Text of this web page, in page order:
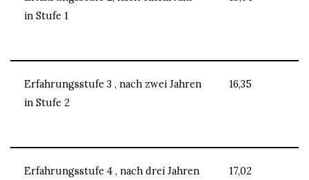
in Stufe 1
Erfahrungsstufe 3 , nach zwei Jahren
in Stufe 2
16,35
Erfahrungsstufe 4 , nach drei Jahren
17,02